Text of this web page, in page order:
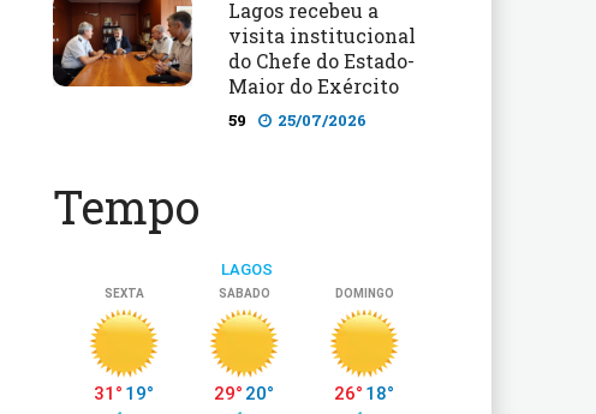
Lagos recebeu a
visita institucional
do Chefe do Estado-
Maior do Exército
59 25/07/2026
Tempo